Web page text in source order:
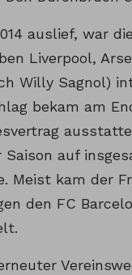
auslief, war
Liverpool,
Willy Sagnol)
bekam am
auf
Meist kam der
den FC